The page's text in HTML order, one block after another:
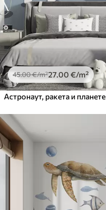
45.00€/m²27 .00 €/m²
Астронаут, ракета и планете